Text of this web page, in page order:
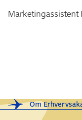
Marketingassistent
Om